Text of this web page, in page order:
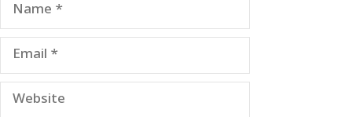
Email
Website